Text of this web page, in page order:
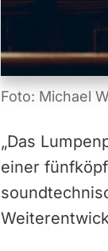
Foto: Michael
„Das
einer